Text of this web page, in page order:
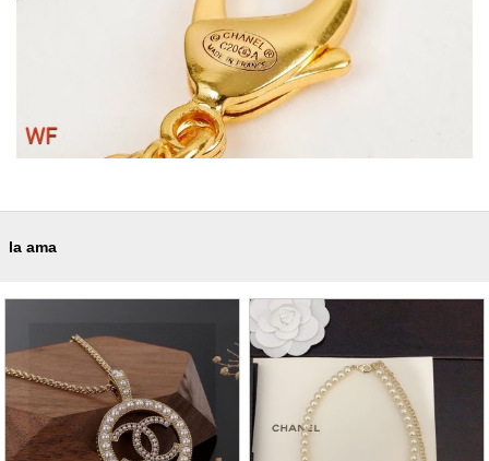
la ama